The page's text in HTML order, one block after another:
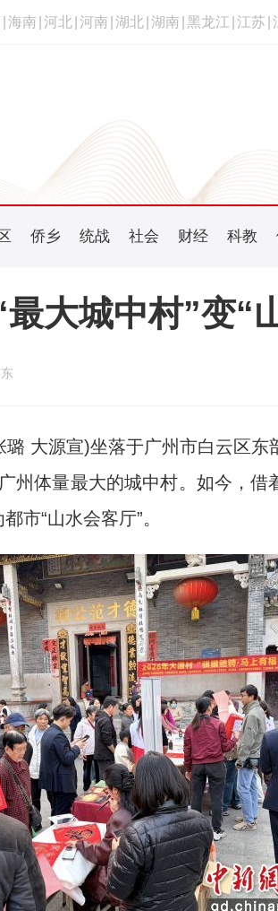
海南 河北 河南 湖北 湖南 黑龙江 江苏
侨乡 统战 社会 财经 科教
大城中村”变“
大源宣)坐落于广州市白云区东
州体量最大的城中村。如今，借
市“山水会客厅”。